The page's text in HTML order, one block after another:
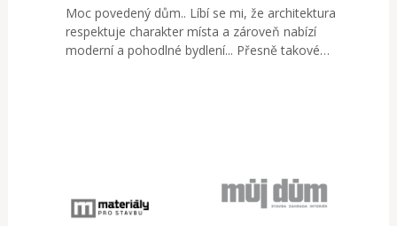
Moc povedený dům.. Líbí se mi, že architektura
respektuje charakter místa a zároveň nabízí
moderní a pohodlné bydlení... Přesně takové…